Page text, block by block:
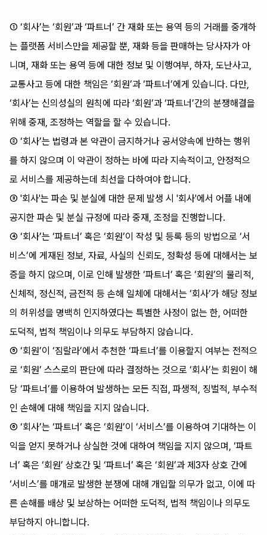
① ‘회사’는 ‘회원’과 ‘파트너’ 간 재화 또는 용역 등의 거래를 중개하
는 플랫폼 서비스만을 제공할 뿐, 재화 등을 판매하는 당사자가 아
니며, 재화 또는 용역 등에 대한 정보 및 이행여부, 하자, 도난사고,
교통사고 등에 대한 책임은 ‘회원’과 ‘파트너’에게 있습니다. 다만,
‘회사’는 신의성실의 원칙에 따라 ‘회원’과 ‘파트너’간의 분쟁해결을
위해 중재, 조정하는 역할을 할 수 있습니다.
② ‘회사’는 법령과 본 약관이 금지하거나 공서양속에 반하는 행위
를 하지 않으며 이 약관이 정하는 바에 따라 지속적이고, 안정적으
로 서비스를 제공하는데 최선을 다하여야 합니다.
③ '회사'는 파손 및 분실에 대한 문제 발생 시 '회사'에서 어플 내에
공지한 파손 및 분실 규정에 따라 중재, 조정을 진행합니다.
④ ‘회사’는 ‘파트너’ 혹은 ‘회원’이 작성 및 등록 등의 방법으로 ‘서
비스’에 게재된 정보, 자료, 사실의 신뢰도, 정확성 등에 대해서는 보
증을 하지 않으며, 이로 인해 발생한 ‘파트너’ 혹은 ‘회원’의 물리적,
신체적, 정신적, 금전적 등 손해 일체에 대해서는 ‘회사’가 해당 정보
의 허위성을 명백히 인지하였다는 특별한 사정이 없는 한, 어떠한
도덕적, 법적 책임이나 의무도 부담하지 않습니다.
⑤ ‘회원’이 ‘짐랄라’에서 추천한 ‘파트너’를 이용할지 여부는 전적으
로 ‘회원’ 스스로의 판단에 따라 결정하는 것으로 ‘회사’는 회원이 해
당 ‘파트너’를 이용하여 발생하는 모든 직접, 파생적, 징벌적, 부수적
인 손해에 대해 책임을 지지 않습니다.
⑥ ‘회사’는 ‘파트너’ 혹은 ‘회원’이 ‘서비스’를 이용하여 기대하는 이
익을 얻지 못하거나 상실한 것에 대하여 책임을 지지 않으며, ‘파트
너’ 혹은 ‘회원’ 상호간 및 ‘파트너’ 혹은 ‘회원’과 제3자 상호 간에
‘서비스’를 매개로 발생한 분쟁에 대해 개입할 의무가 없고, 이에 따
른 손해를 배상 및 보상하는 어떠한 도덕적, 법적 책임이나 의무도
부담하지 아니합니다.